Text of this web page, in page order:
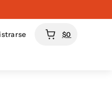
Carrito$0